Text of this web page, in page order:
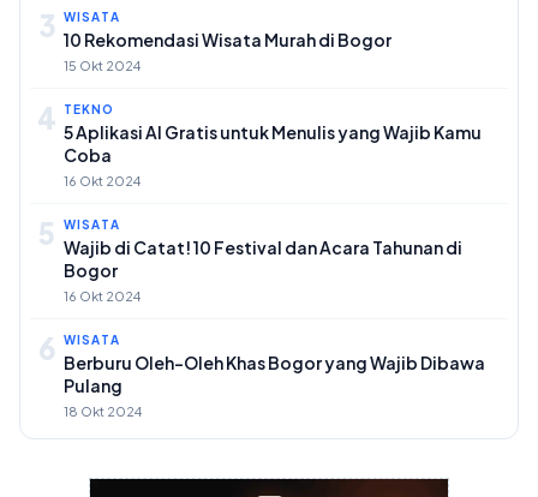
3 WISATA
10 Rekomendasi Wisata Murah di Bogor
15 Okt 2024
4 TEKNO
5 Aplikasi AI Gratis untuk Menulis yang Wajib Kamu
Coba
16 Okt 2024
5 WISATA
Wajib di Catat! 10 Festival dan Acara Tahunan di
Bogor
16 Okt 2024
6 WISATA
Berburu Oleh-Oleh Khas Bogor yang Wajib Dibawa
Pulang
18 Okt 2024